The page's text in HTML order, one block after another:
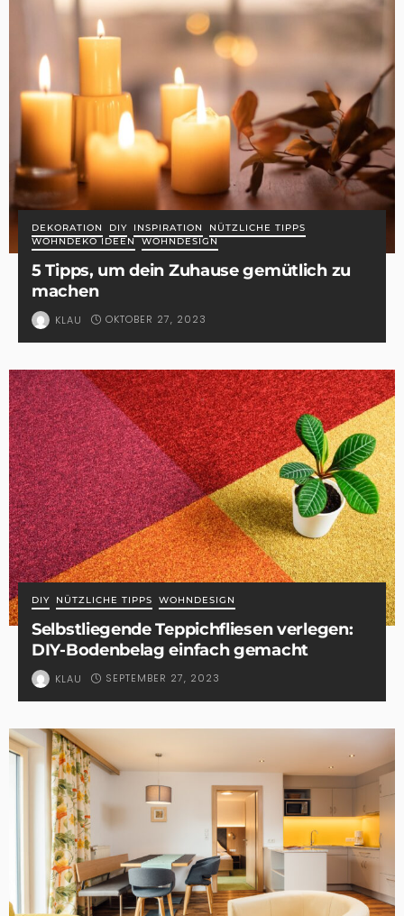
DEKORATION DIY INSPIRATION
NÜTZLICHE TIPPS
WOHNDEKO IDEEN WOHNDESIGN
5 Tipps, um dein Zuhause gemütlich zu
machen
KLAU OKTOBER 27, 2023
DIY NÜTZLICHE TIPPS WOHNDESIGN
Selbstliegende Teppichfliesen verlegen:
DIY-Bodenbelag einfach gemacht
KLAU SEPTEMBER 27, 2023